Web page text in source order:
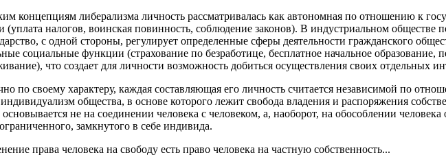
концепциям либерализма личность рассматривалась как автономная по отношению к
(уплата налогов, воинская повинность, соблюдение законов). В индустриальном обществе
с одной стороны, регулирует определенные сферы деятельности гражданского
социальные функции (страхование по безработице, бесплатное начальное образование,
что создает для личности возможность добиться осуществления своих отдельных
по своему характеру, каждая составляющая его личность считается независимой по
индивидуализм общества, в основе которого лежит свобода владения и распоряжения
не на соединении человека с человеком, а, наоборот, на обособлении
замкнутого в себе индивида.
права человека на свободу есть право человека на частную собственность...